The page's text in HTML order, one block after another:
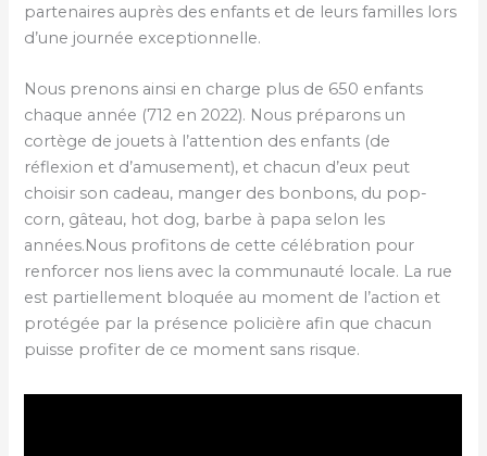
partenaires auprès des enfants et de leurs familles lors
d’une journée exceptionnelle.
Nous prenons ainsi en charge plus de 650 enfants
chaque année (712 en 2022). Nous préparons un
cortège de jouets à l’attention des enfants (de
réflexion et d’amusement), et chacun d’eux peut
choisir son cadeau, manger des bonbons, du pop-
corn, gâteau, hot dog, barbe à papa selon les
années.Nous profitons de cette célébration pour
renforcer nos liens avec la communauté locale. La rue
est partiellement bloquée au moment de l’action et
protégée par la présence policière afin que chacun
puisse profiter de ce moment sans risque.